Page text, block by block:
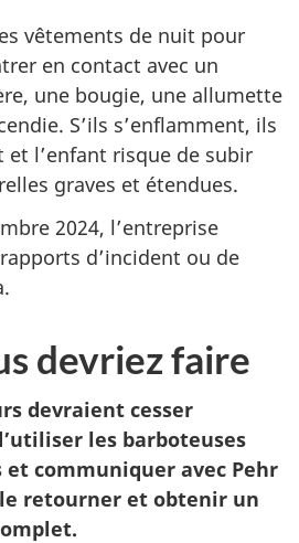
vêtements de nuit pour
en contact avec un
une bougie, une allumette
S’ils s’enflamment, ils
l’enfant risque de subir
graves et étendues.
2024, l’entreprise
d’incident ou de
devriez faire
devraient cesser
les barboteuses
et communiquer avec Pehr
retourner et obtenir un